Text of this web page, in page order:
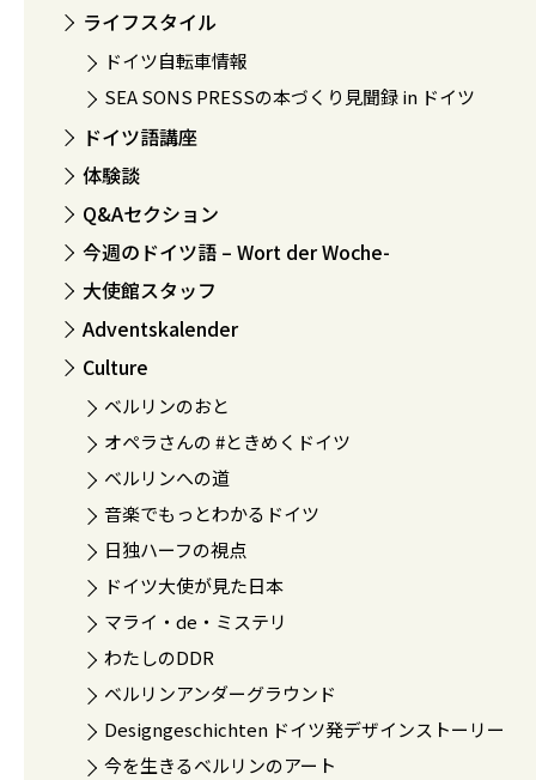
ライフスタイル
ドイツ自転車情報
SEA SONS PRESSの本づくり見聞録 in ドイツ
ドイツ語講座
体験談
Q&Aセクション
今週のドイツ語 – Wort der Woche-
大使館スタッフ
Adventskalender
Culture
ベルリンのおと
オペラさんの #ときめくドイツ
ベルリンへの道
音楽でもっとわかるドイツ
日独ハーフの視点
ドイツ大使が見た日本
マライ・de・ミステリ
わたしのDDR
ベルリンアンダーグラウンド
Designgeschichten ドイツ発デザインストーリー
今を生きるベルリンのアート